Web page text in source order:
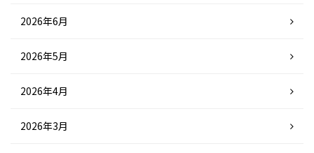
2026年6月
2026年5月
2026年4月
2026年3月